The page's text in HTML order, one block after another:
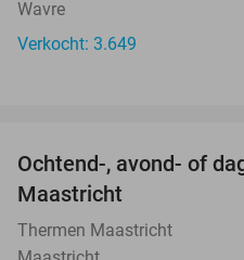
Wavre
Verkocht: 3.649
Ochtend-, avond- of
Maastricht
Thermen Maastricht